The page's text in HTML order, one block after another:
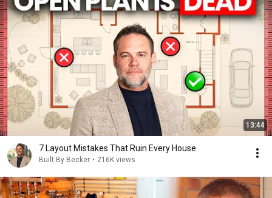
13:44
7 Layout Mistakes That Ruin Every House
Built By Becker • 216K views